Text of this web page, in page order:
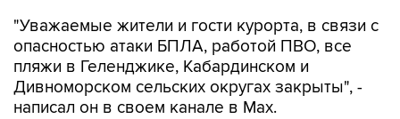
"Уважаемые жители и гости курорта, в связи с
опасностью атаки БПЛА, работой ПВО, все
пляжи в Геленджике, Кабардинском и
Дивноморском сельских округах закрыты", -
написал он в своем канале в Max.